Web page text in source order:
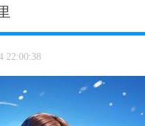
22:00:38